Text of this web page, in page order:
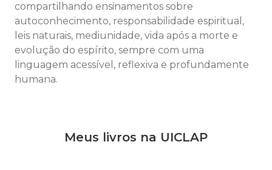
compartilhando ensinamentos sobre
autoconhecimento, responsabilidade espiritual,
leis naturais, mediunidade, vida após a morte e
evolução do espírito, sempre com uma
linguagem acessível, reflexiva e profundamente
humana.
Meus livros na UICLAP